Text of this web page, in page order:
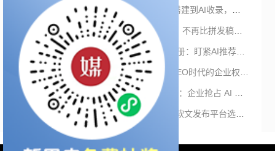
2026 GEO发稿平台怎么选？从信源搭建到AI收录，一文讲透平台选择
2026-2027软文营销平台选型新准则：不再比拼发稿量，而是竞争“AI收录”
软文发稿怎么投才有效？2026实战手册：盯紧AI推荐与搜索占位时长
从“关键词应答”到“认知共识构建”：GEO时代的企业权威信息战略重构
2026GEO新闻媒体发稿平台选型指南：企业抢占 AI 搜索入口的系统落地指南
抢占AI流量入口：GEO优化驱动下的软文发布平台选型推荐